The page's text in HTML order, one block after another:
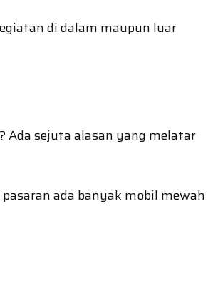
di dalam maupun luar
Ada sejuta alasan yang melatar
ada banyak mobil mewah